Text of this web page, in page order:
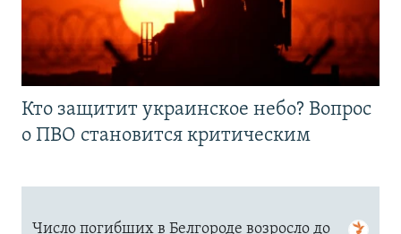
Кто защитит украинское небо? Вопрос
о ПВО становится критическим